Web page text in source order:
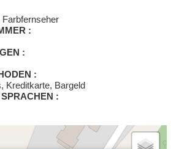
in allen Räumen des
und WiFi in allen Zimmern.
für 4 Personen: 150€.
Frühstück: 90€
Farbfernseher
:
:
:
Kreditkarte, Bargeld
: